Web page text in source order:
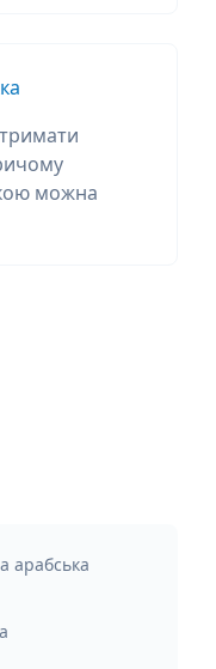
можна
арабська